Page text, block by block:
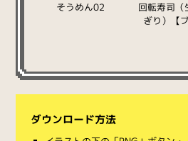
そうめん02
回転寿司（
ぎり）【
ダウンロード方法